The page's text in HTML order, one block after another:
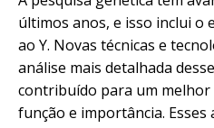
últimos anos, e isso inclui o
ao Y. Novas técnicas e
análise mais detalhada
contribuído para um
função e importância.